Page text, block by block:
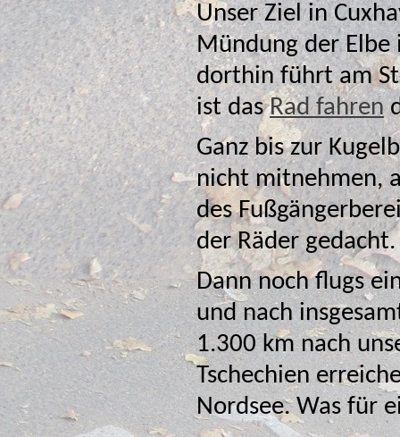
Unser Ziel in
Mündung der Elbe in die Nordsee markiert. Der Weg
dorthin führt am Strand
ist dasRad fahren
Ganz bis zur
nicht mitnehmen, aber immerhin hat man an
des
der Räder gedacht.
Dann noch flugs
und nach
1.300 km nach
Tschechien
Nordsee. Was für